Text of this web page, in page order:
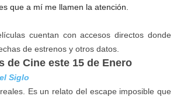
que a mí me llamen la atención.
cuentan con accesos directos donde
de estrenos y otros datos.
de Cine este 15 de Enero
Siglo
Es un relato del escape imposible que